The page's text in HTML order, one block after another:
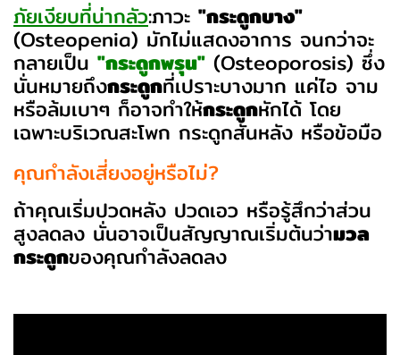
ภัยเงียบที่น่ากลัว:ภาวะ "กระดูกบาง"
(Osteopenia) มักไม่แสดงอาการ จนกว่าจะ
กลายเป็น "กระดูกพรุน" (Osteoporosis) ซึ่ง
นั่นหมายถึงกระดูกที่เปราะบางมาก แค่ไอ จาม
หรือล้มเบาๆ ก็อาจทำให้กระดูกหักได้ โดย
เฉพาะบริเวณสะโพก กระดูกสันหลัง หรือข้อมือ
คุณกำลังเสี่ยงอยู่หรือไม่?
ถ้าคุณเริ่มปวดหลัง ปวดเอว หรือรู้สึกว่าส่วน
สูงลดลง นั่นอาจเป็นสัญญาณเริ่มต้นว่ามวล
กระดูกของคุณกำลังลดลง